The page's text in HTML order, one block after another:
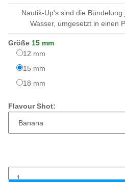
Nautik-Up's sind die
Wasser, umgesetzt in einen
Größe 15 mm
12 mm
15 mm
18 mm
Flavour Shot: